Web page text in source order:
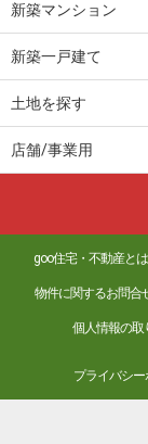
新築マンション
新築一戸建て
土地を探す
店舗/事業用
goo住宅・不動産とは
物件に関するお問合
個人情報の取
プライバシー